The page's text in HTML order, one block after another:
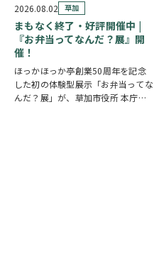
の一部を学習スペースとして開放し
ています。 予約不要・先着順で利
用できる施設が多く…
2026.08.02 草加
まもなく終了・好評開催中 |
『お弁当ってなんだ？展』開
催！
ほっかほっか亭創業50周年を記念
した初の体験型展示「お弁当ってな
んだ？展」が、草加市役所 本庁舎1